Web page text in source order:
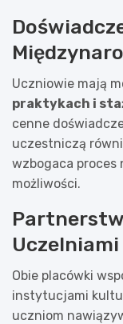
Uczniowie mają
praktykach i
cenne
uczestniczą
wzbogaca
możliwości.
Uczelniami
Obie placówki
instytucjami
uczniom